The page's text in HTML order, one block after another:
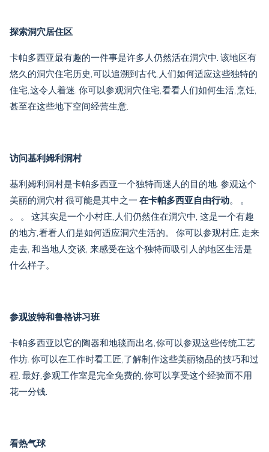
探索洞穴居住区
卡帕多西亚最有趣的一件事是许多人仍然活在洞穴中. 该地区有
悠久的洞穴住宅历史,可以追溯到古代,人们如何适应这些独特的
住宅,这令人着迷. 你可以参观洞穴住宅,看看人们如何生活,烹饪,
甚至在这些地下空间经营生意.
访问基利姆利洞村
基利姆利洞村是卡帕多西亚一个独特而迷人的目的地. 参观这个
美丽的洞穴村 很可能是其中之一在卡帕多西亚自由行动。 。
。 。 这其实是一个小村庄,人们仍然住在洞穴中, 这是一个有趣
的地方,看看人们是如何适应洞穴生活的。 你可以参观村庄,走来
走去, 和当地人交谈, 来感受在这个独特而吸引人的地区生活是
什么样子。
参观波特和鲁格讲习班
卡帕多西亚以它的陶器和地毯而出名,你可以参观这些传统工艺
作坊. 你可以在工作时看工匠,了解制作这些美丽物品的技巧和过
程. 最好,参观工作室是完全免费的,你可以享受这个经验而不用
花一分钱.
看热气球